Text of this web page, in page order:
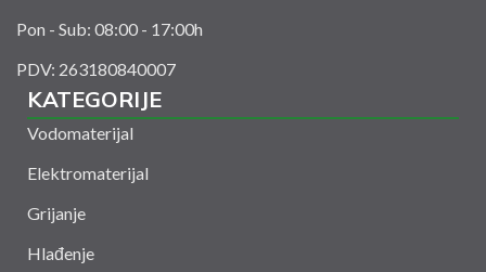
Pon - Sub: 08:00 - 17:00h
PDV: 263180840007
KATEGORIJE
Vodomaterijal
Elektromaterijal
Grijanje
Hlađenje